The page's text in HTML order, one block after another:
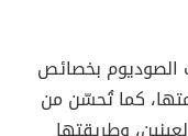
الصوديوم بخصائص
كما تُحسّن من